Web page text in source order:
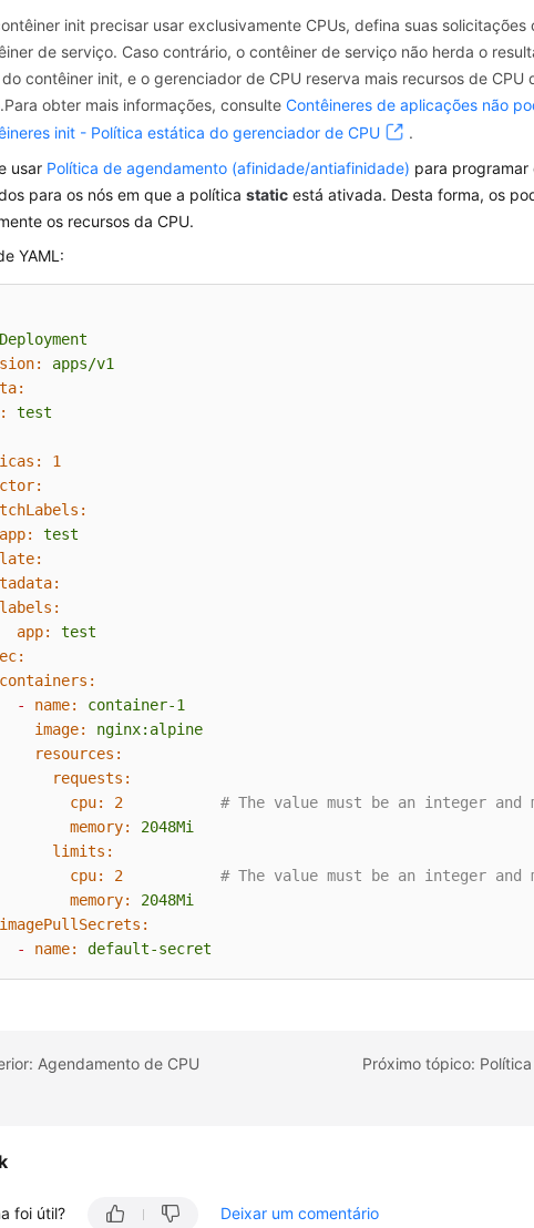
init precisar usar exclusivamente CPUs, defina suas solicitações
de serviço. Caso contrário, o contêiner de serviço não herda o
contêiner init, e o gerenciador de CPU reserva mais recursos de CPU
obter mais informações, consulteContêineres de aplicações não
init - Política estática do gerenciador de CPU
.
usar Política de agendamento (afinidade/antiafinidade) para programar
para os nós em que a políticastatic está ativada. Desta forma, os
os recursos da CPU.
YAML:
Deployment
apps/v1
test
1
app:
test
labels:
app:
test
containers:
-
name:
container-1
image:
nginx:alpine
resources:
requests:
cpu:
2
# The value must be an integer
memory:
2048Mi
limits:
cpu:
2
# The value must be an integer and
memory:
2048Mi
imagePullSecrets:
-
name: default-secret
Agendamento de CPU Próximo tópico:
foi útil? Deixar um comentário